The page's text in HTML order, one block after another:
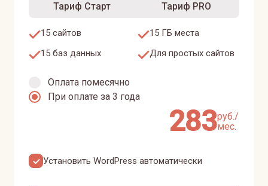
Тариф Старт Тариф PRO
15 сайтов
15 ГБ места
15 баз данных
Для простых сайтов
Оплата помесячно
При оплате за 3 года
283руб./
мес.
Установить WordPress автоматически